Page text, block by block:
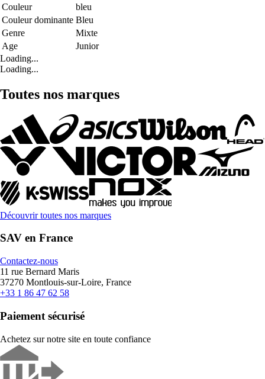
Couleur
bleu
Couleur dominante Bleu
Genre
Mixte
Age
Junior
Loading...
Loading...
Toutes nos marques
Découvrir toutes nos marques
SAV en France
Contactez-nous
11 rue Bernard Maris
37270 Montlouis-sur-Loire, France
+33 1 86 47 62 58
Paiement sécurisé
Achetez sur notre site en toute confiance